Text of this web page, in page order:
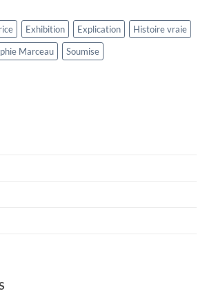
Exhibition Explication
Histoire vraie
Marceau Soumise